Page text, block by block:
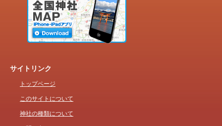
サイトリンク
トップページ
このサイトについて
神社の種類について